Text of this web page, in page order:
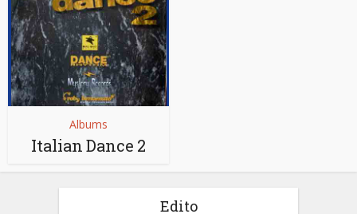
Albums
Italian Dance 2
Edito